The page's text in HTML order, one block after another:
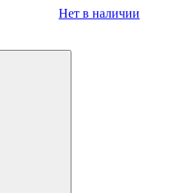
Нет в наличии